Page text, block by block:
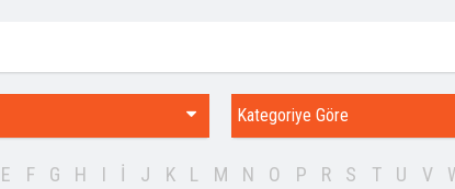
Kategoriye Göre
E F G H I İ J K L M N O P R S T U V